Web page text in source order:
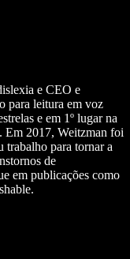
e CEO e
para leitura em voz
e em 1º lugar na
Em 2017, Weitzman foi
trabalho para tornar a
de
em publicações como